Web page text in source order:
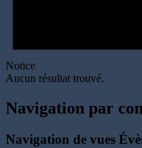
Notice
Aucun résultat trouvé.
Navigation par
Navigation de vues